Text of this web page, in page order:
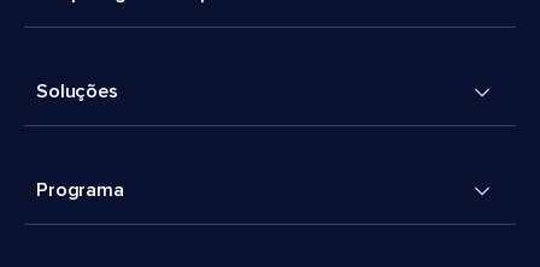
Soluções
Programa